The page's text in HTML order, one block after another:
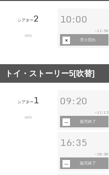
シアター2
102分
10:00
~11:50
売り切れ
トイ・ストーリー5[吹替]
シアター 1
102分
09:20
~ 11:15
販売終了
16:35
~ 18:30
販売終了